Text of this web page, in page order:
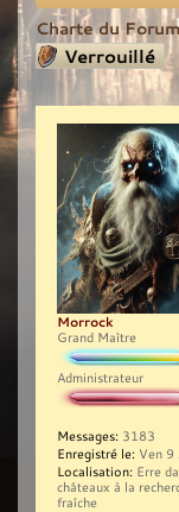
Charte du
Sujet verrouillé
Morrock
Grand Maître
Administrateur
Messages: 3183
Enregistré le: Ven
Localisation: Erre
châteaux à la
fraîche